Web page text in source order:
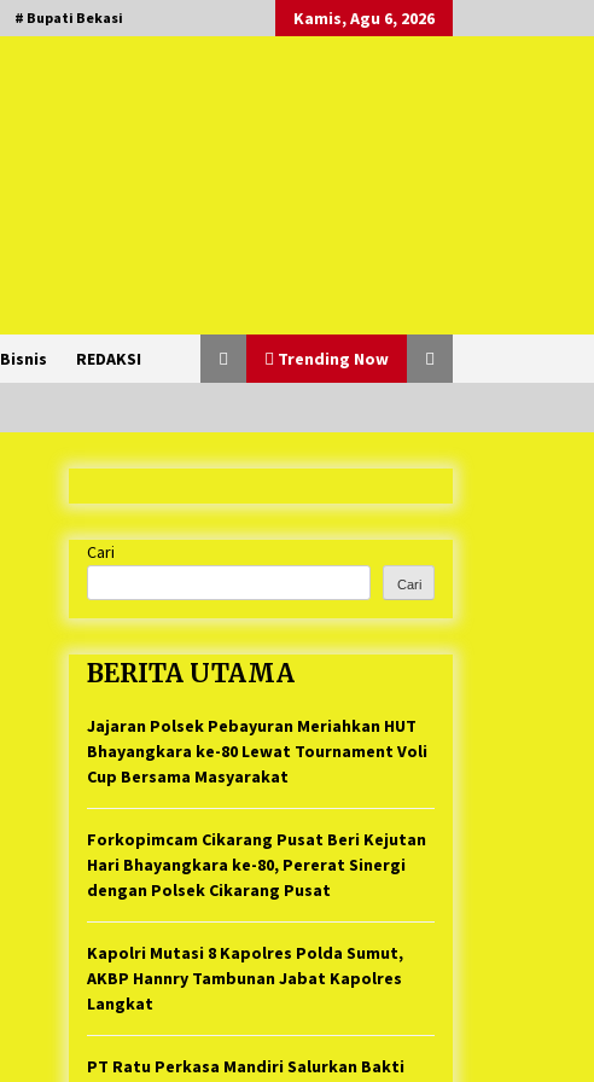
# Bupati Bekasi Kamis, Agu 6, 2026
Bisnis REDAKSI Trending Now
Tak Dapat Fasilitas yang Sesuai,
Para Peserta Retret Aparatur Desa
Sebelum Waktunya
1 tahun ago
Indonesia Gilang Bayu Nugraha,
S.H, Ucapkan Terimakasih Atas
Support Camat Kedungwaringin
Memberikan Logistik Ke Posko
1 tahun ago
Jelang Ramadhan, Kecamatan
Cikarang Pusat Gelar STQ ke-VII
1 tahun ago
Cari
Cari
BERITA UTAMA
Jajaran Polsek Pebayuran Meriahkan HUT
Bhayangkara ke-80 Lewat Tournament Voli
Cup Bersama Masyarakat
Forkopimcam Cikarang Pusat Beri Kejutan
Hari Bhayangkara ke-80, Pererat Sinergi
dengan Polsek Cikarang Pusat
Kapolri Mutasi 8 Kapolres Polda Sumut,
AKBP Hannry Tambunan Jabat Kapolres
Langkat
PT Ratu Perkasa Mandiri Salurkan Bakti